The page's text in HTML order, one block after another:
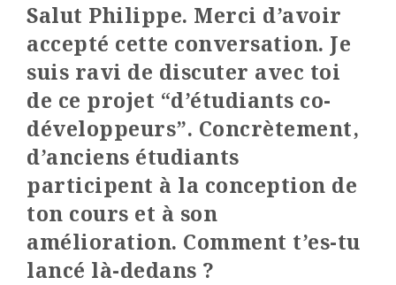
Salut Philippe. Merci d’avoir
accepté cette conversation. Je
suis ravi de discuter avec toi
de ce projet “d’étudiants co-
développeurs”. Concrètement,
d’anciens étudiants
participent à la conception de
ton cours et à son
amélioration. Comment t’es-tu
lancé là-dedans ?